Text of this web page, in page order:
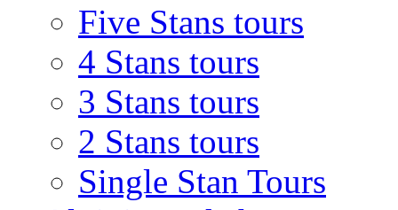
Five Stans tours
4 Stans tours
3 Stans tours
2 Stans tours
Single Stan Tours